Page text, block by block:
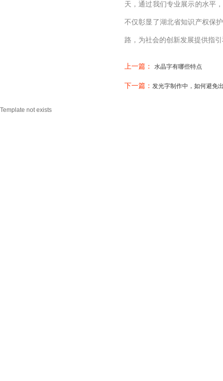
天，通过我们专业展示的水平
不仅彰显了湖北省知识产权保
路，为社会的创新发展提供指
上一篇： 水晶字有哪些特点
下一篇： 发光字制作中，如何避免
Template not exists